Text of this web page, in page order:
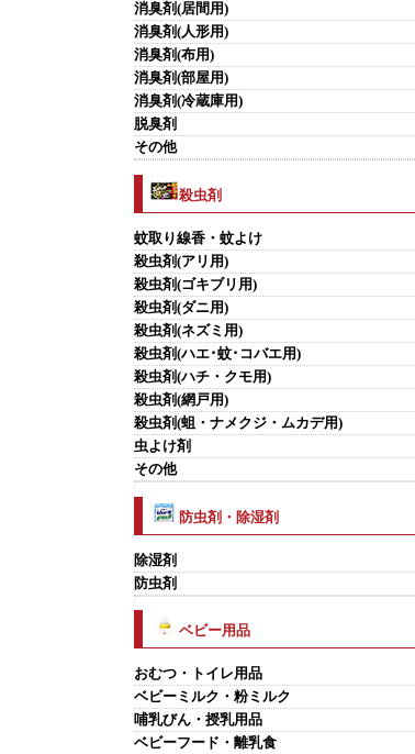
消臭剤(居間用)
消臭剤(人形用)
消臭剤(布用)
消臭剤(部屋用)
消臭剤(冷蔵庫用)
脱臭剤
その他
殺虫剤
蚊取り線香・蚊よけ
殺虫剤(アリ用)
殺虫剤(ゴキブリ用)
殺虫剤(ダニ用)
殺虫剤(ネズミ用)
殺虫剤(ハエ･蚊･コバエ用)
殺虫剤(ハチ・クモ用)
殺虫剤(網戸用)
殺虫剤(蛆・ナメクジ・ムカデ用)
虫よけ剤
その他
防虫剤・除湿剤
除湿剤
防虫剤
ベビー用品
おむつ・トイレ用品
ベビーミルク・粉ミルク
哺乳びん・授乳用品
ベビーフード・離乳食